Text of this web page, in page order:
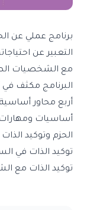
برنامج عملي عن
التعبير عن
مع الشخصيات
البرنامج مكثف
أربع محاور
أساسيات
الحزم وتوكيد الذات
توكيد الذات في
توكيد الذات مع